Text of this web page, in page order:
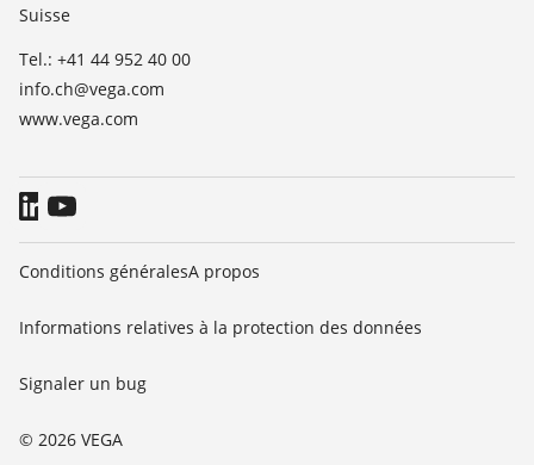
Blog
Suisse
Tel.: +41 44 952 40 00
info.ch@vega.com
www.vega.com
© 2026 VEGA
Conditions généralesA propos
Informations relatives à la protection des données
Signaler un bug